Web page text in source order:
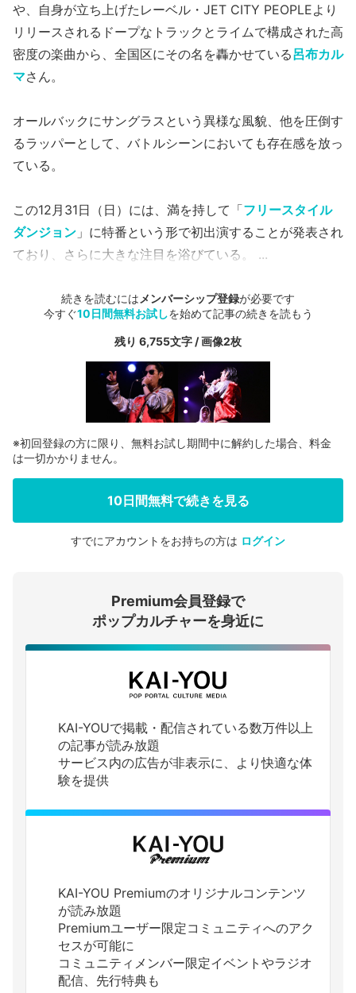
や、自身が立ち上げたレーベル・JET CITY PEOPLEより
リリースされるドープなトラックとライムで構成された高
密度の楽曲から、全国区にその名を轟かせている呂布カル
マさん。
オールバックにサングラスという異様な風貌、他を圧倒す
るラッパーとして、バトルシーンにおいても存在感を放っ
ている。
この12月31日（日）には、満を持して「フリースタイル
ダンジョン 」に特番という形で初出演することが発表され
ており、さらに大きな注目を浴びている。 ...
続きを読むには メンバーシップ登録が必要です
今すぐ10日間無料お試しを始めて記事の続きを読もう
残り 6,755文字 / 画像2枚
会員登録する
ログインする
※初回登録の方に限り、無料お試し期間中に解約した場合、料金
は一切かかりません。
10日間無料で続きを見る
すでにアカウントをお持ちの方は ログイン
Premium会員登録で
ポップカルチャーを身近に
KAI-YOUで掲載・配信されている数万件以上
の記事が読み放題
サービス内の広告が非表示に、より快適な体
験を提供
KAI-YOU Premiumのオリジナルコンテンツ
が読み放題
Premiumユーザー限定コミュニティへのアク
セスが可能に
コミュニティメンバー限定イベントやラジオ
配信、先行特典も